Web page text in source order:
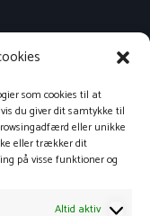
som cookies til at
du giver dit samtykke til
eller unikke
eller trækker dit
på visse funktioner og
Altid aktiv
Stor
din